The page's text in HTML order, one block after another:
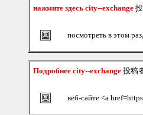
нажмите здесь city--exchange
посмотреть в этом
Подробнее city--exchange 投稿
веб-сайте <a